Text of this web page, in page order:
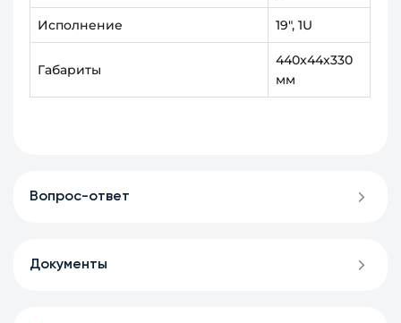
Исполнение 19", 1U
Габариты
440x44x330
мм
Вопрос-ответ
Документы